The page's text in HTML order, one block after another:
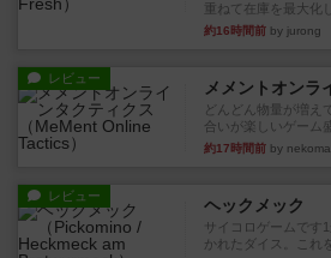
重ねて在庫を最大化
約16時間前 by jurong
レビュー メメントオンラ
どんどん物量が増え
合いが楽しいゲーム
約17時間前 by
レビュー ヘックメック
サイコロゲームです
かれたダイス。これ